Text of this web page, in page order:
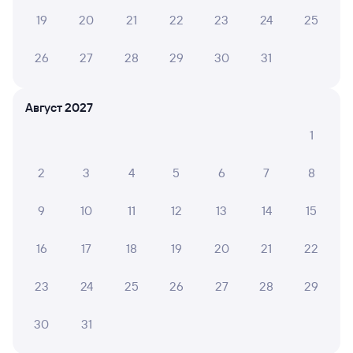
19 20 21 22 23 24 25
26 27 28 29 30 31
Август 2027
1
2 3 4 5 6 7 8
9 10 11 12 13 14 15
16 17 18 19 20 21 22
23 24 25 26 27 28 29
30 31